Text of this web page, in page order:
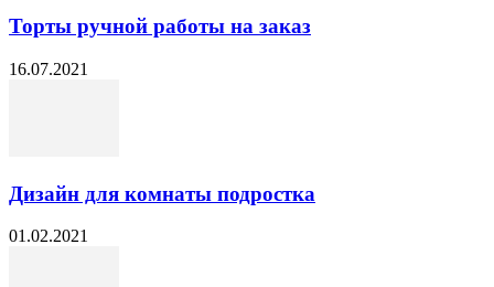
Торты ручной работы на заказ
16.07.2021
Дизайн для комнаты подростка
01.02.2021